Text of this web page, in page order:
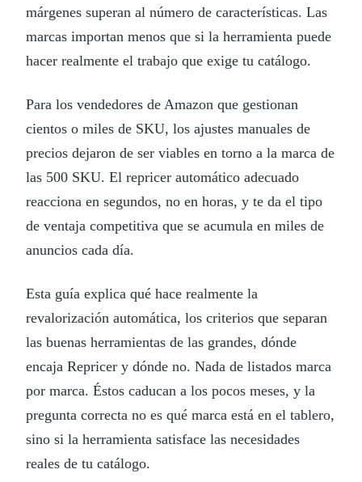
márgenes superan al número de características. Las
marcas importan menos que si la herramienta puede
hacer realmente el trabajo que exige tu catálogo.
Para los vendedores de Amazon que gestionan
cientos o miles de SKU, los ajustes manuales de
precios dejaron de ser viables en torno a la marca de
las 500 SKU. El repricer automático adecuado
reacciona en segundos, no en horas, y te da el tipo
de ventaja competitiva que se acumula en miles de
anuncios cada día.
Esta guía explica qué hace realmente la
revalorización automática, los criterios que separan
las buenas herramientas de las grandes, dónde
encaja Repricer y dónde no. Nada de listados marca
por marca. Éstos caducan a los pocos meses, y la
pregunta correcta no es qué marca está en el tablero,
sino si la herramienta satisface las necesidades
reales de tu catálogo.